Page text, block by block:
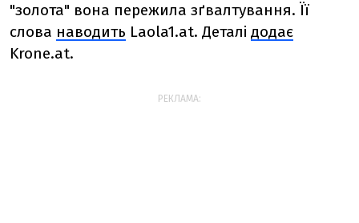
"золота" вона пережила зґвалтування. Її
слова наводить Laola1.at. Деталі додає
Krone.at.
РЕКЛАМА: